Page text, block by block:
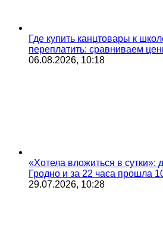
Где купить канцтовары к
переплатить: сравниваем
06.08.2026, 10:18
«Хотела вложиться в сутки»:
Гродно и за 22 часа прошла
29.07.2026, 10:28